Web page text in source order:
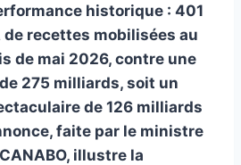
historique : 401
de recettes mobilisées au
de mai 2026, contre une
275 milliards, soit un
de 126 milliards
faite par le ministre
illustre la